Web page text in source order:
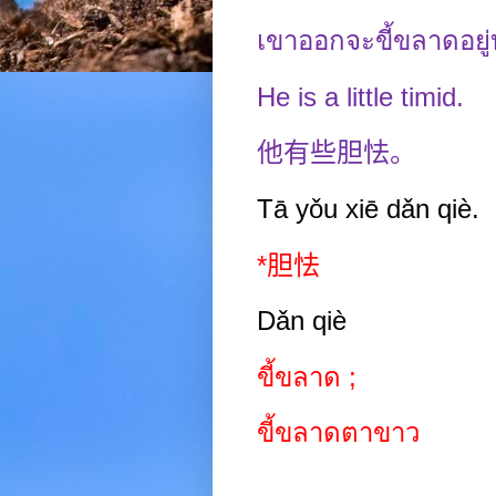
เขาออกจะขี้ขลาดอยู่
He is a little timid.
他有些胆怯。
Tā yǒu xiē dǎn qiè.
*胆怯
Dǎn qiè
ขี้ขลาด ;
ขี้ขลาดตาขาว